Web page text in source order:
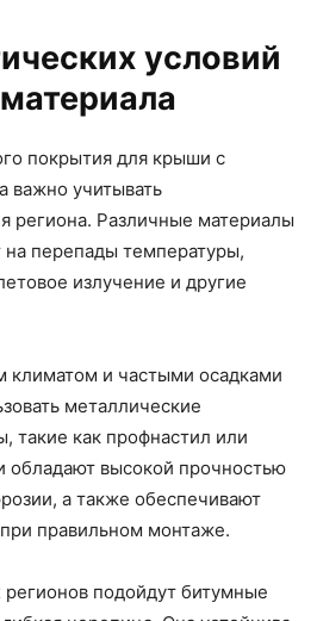
условий
покрытия для крыши с
важно учитывать
региона. Различные материалы
перепады температуры,
излучение и другие
климатом и частыми осадками
металлические
такие как профнастил или
обладают высокой прочностью
а также обеспечивают
правильном монтаже.
подойдут битумные